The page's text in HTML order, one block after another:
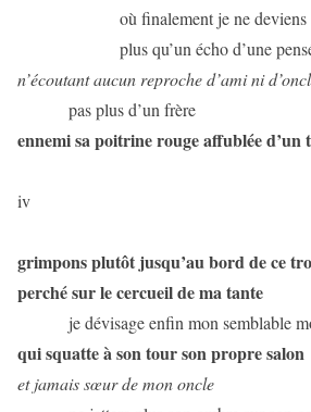
où finalement je ne deviens
plus qu’un écho d’une
n’écoutant aucun reproche d’ami ni
pas plus d’un frère
ennemi sa poitrine rouge affublée d’un
iv
grimpons plutôt jusqu’au bord de ce
perché sur le cercueil de ma tante
je dévisage enfin mon semblable
qui squatte à son tour son propre salon
et jamais sœur de mon oncle